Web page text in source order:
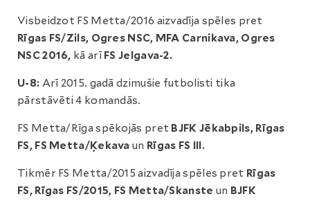
Visbeidzot FS Metta/2016 aizvadīja spēles pret
Rīgas FS/Zils, Ogres NSC, MFA Carnikava, Ogres
NSC 2016, kā arī FS Jelgava-2.
U-8: Arī 2015. gadā dzimušie futbolisti tika
pārstāvēti 4 komandās.
FS Metta/Rīga spēkojās pret BJFK Jēkabpils, Rīgas
FS, FS Metta/Ķekava un Rīgas FS III.
Tikmēr FS Metta/2015 aizvadīja spēles pret Rīgas
FS, Rīgas FS/2015, FS Metta/Skanste un BJFK